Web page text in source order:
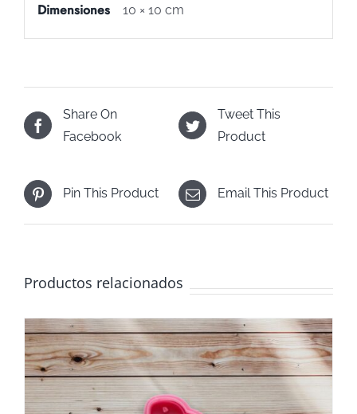
Dimensiones 10 × 10 cm
Share On
Facebook
Tweet This
Product
Pin This Product Email This Product
Productos relacionados